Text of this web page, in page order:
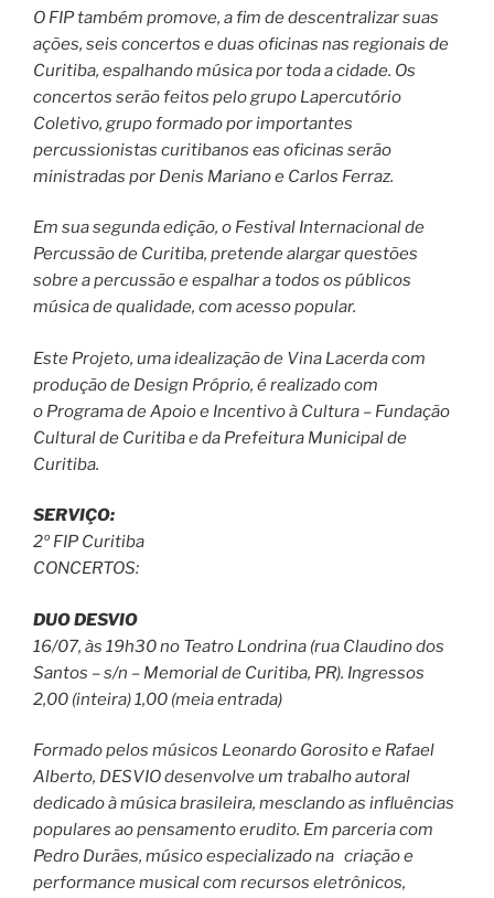
O FIP também promove, a fim de descentralizar suas
ações, seis concertos e duas oficinas nas regionais de
Curitiba, espalhando música por toda a cidade. Os
concertos serão feitos pelo grupo Lapercutório
Coletivo, grupo formado por importantes
percussionistas curitibanos eas oficinas serão
ministradas por Denis Mariano e Carlos Ferraz.
Em sua segunda edição, o Festival Internacional de
Percussão de Curitiba, pretende alargar questões
sobre a percussão e espalhar a todos os públicos
música de qualidade, com acesso popular.
Este Projeto, uma idealização de Vina Lacerda com
produção de Design Próprio, é realizado com
o Programa de Apoio e Incentivo à Cultura – Fundação
Cultural de Curitiba e da Prefeitura Municipal de
Curitiba.
SERVIÇO:
2º FIP Curitiba
CONCERTOS:
DUO DESVIO
16/07, às 19h30 no Teatro Londrina (rua Claudino dos
Santos – s/n – Memorial de Curitiba, PR). Ingressos
2,00 (inteira) 1,00 (meia entrada)
Formado pelos músicos Leonardo Gorosito e Rafael
Alberto, DESVIO desenvolve um trabalho autoral
dedicado à música brasileira, mesclando as influências
populares ao pensamento erudito. Em parceria com
Pedro Durães, músico especializado na criação e
performance musical com recursos eletrônicos,